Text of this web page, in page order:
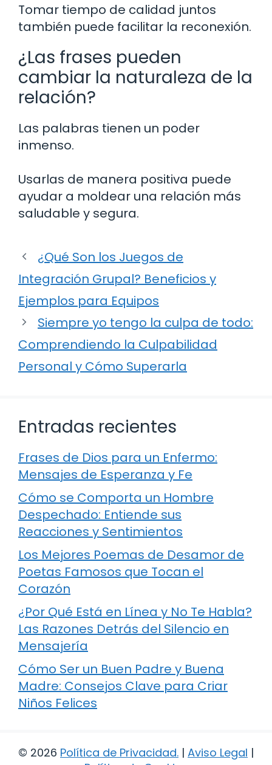
Tomar tiempo de calidad juntos
también puede facilitar la reconexión.
¿Las frases pueden
cambiar la naturaleza de la
relación?
Las palabras tienen un poder
inmenso.
Usarlas de manera positiva puede
ayudar a moldear una relación más
saludable y segura.
¿Qué Son los Juegos de
Integración Grupal? Beneficios y
Ejemplos para Equipos
Siempre yo tengo la culpa de todo:
Comprendiendo la Culpabilidad
Personal y Cómo Superarla
Entradas recientes
Frases de Dios para un Enfermo:
Mensajes de Esperanza y Fe
Cómo se Comporta un Hombre
Despechado: Entiende sus
Reacciones y Sentimientos
Los Mejores Poemas de Desamor de
Poetas Famosos que Tocan el
Corazón
¿Por Qué Está en Línea y No Te Habla?
Las Razones Detrás del Silencio en
Mensajería
Cómo Ser un Buen Padre y Buena
Madre: Consejos Clave para Criar
Niños Felices
© 2026 Política de Privacidad. | Aviso Legal |